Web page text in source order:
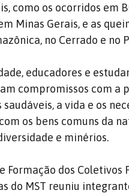
como os ocorridos em
Minas Gerais, e as
no Cerrado e no
educadores e
compromissos com a
a vida e os
os bens comuns da
e minérios.
Formação dos Coletivos
do MST reuniu